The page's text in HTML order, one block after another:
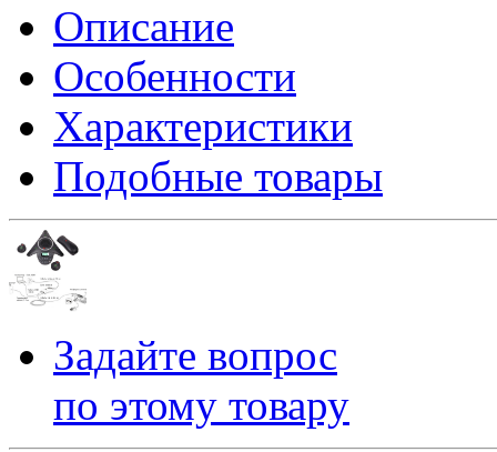
Описание
Особенности
Характеристики
Подобные товары
Задайте вопрос
по этому товару